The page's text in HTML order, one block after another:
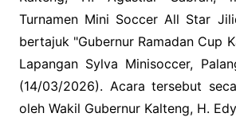
Turnamen Mini Soccer All Star
bertajuk "Gubernur Ramadan Cup
Lapangan Sylva Minisoccer,
(14/03/2026). Acara tersebut
oleh Wakil Gubernur Kalteng, H.